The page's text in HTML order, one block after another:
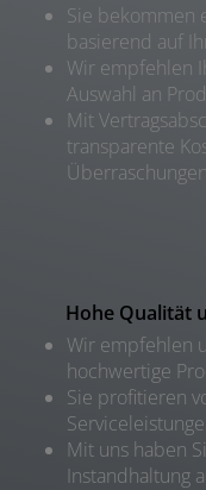
Sie bekommen
basierend auf
Wir empfehlen
Auswahl an
Mit
transparente
Überraschungen
Hohe Qualität
Wir empfehlen
hochwertige
Sie profitieren
Mit uns haben
Instandhaltung